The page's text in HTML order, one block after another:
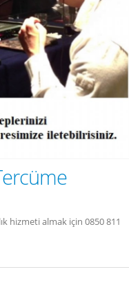
hizmeti almak için 0850 811